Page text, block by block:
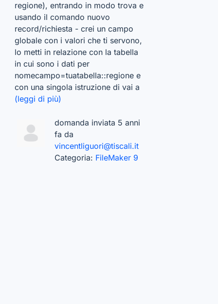
regione), entrando in modo trova e
usando il comando nuovo
record/richiesta - crei un campo
globale con i valori che ti servono,
lo metti in relazione con la tabella
in cui sono i dati per
nomecampo=tuatabella::regione e
con una singola istruzione di vai a
(leggi di più)
domanda inviata 5 anni
fa da
vincentliguori@tiscali.it
Categoria: FileMaker 9